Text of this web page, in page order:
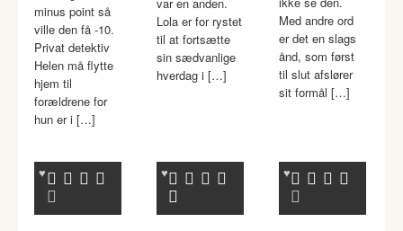
minus point så
ville den få -10.
Privat detektiv
Helen må flytte
hjem til
forældrene for
hun er i […]
Lola er for rystet
til at fortsætte
sin sædvanlige
hverdag i […]
Med andre ord
er det en slags
ånd, som først
til slut afslører
sit formål […]